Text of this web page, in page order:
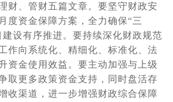
财、管财五篇文章。要坚守财政安
度资金保障方案，全力确保“三
设有序推进。要持续深化财政规范
作向系统化、精细化、标准化、法
资金使用效益。要主动加强与上级
取更多政策资金支持，同时盘活存
收渠道，进一步增强财政综合保障